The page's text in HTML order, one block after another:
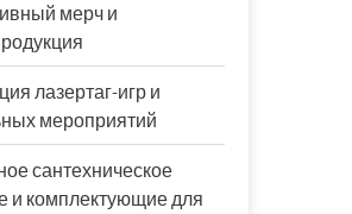
мерч и
лазертаг-игр и
мероприятий
сантехническое
и комплектующие для